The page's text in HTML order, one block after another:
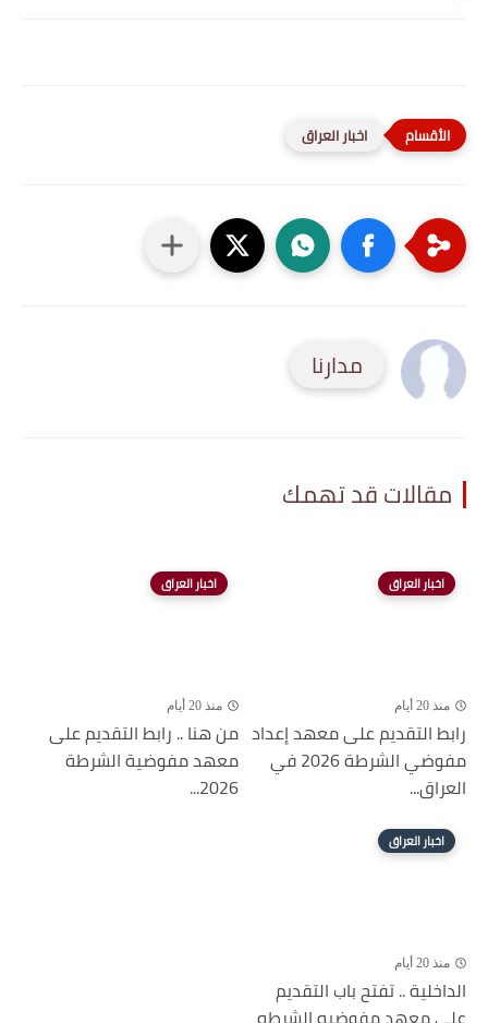
اخبار العراق
مدارنا
مقالات قد تهمك
اخبار العراق
منذ 20 أيام
رابط التقديم على معهد إعداد
مفوضي الشرطة 2026 في
العراق...
اخبار العراق
منذ 20 أيام
من هنا .. رابط التقديم على
معهد مفوضية الشرطة
2026...
اخبار العراق
منذ 20 أيام
الداخلية .. تفتح باب التقديم